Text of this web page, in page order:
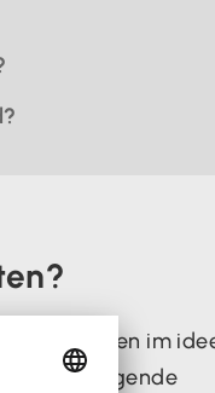
Tätigkeiten im
folgende